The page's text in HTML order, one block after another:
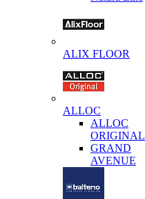
ALIX FLOOR
ALLOC
ALLOC
ORIGINAL
GRAND
AVENUE